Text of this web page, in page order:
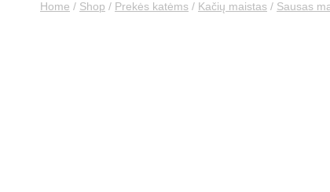
Home / Shop / Prekės katėms / Kačių maistas / Sausas